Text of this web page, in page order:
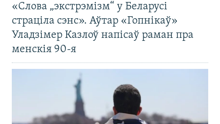
«Слова „экстрэмізм“ у Беларусі
страціла сэнс». Аўтар «Гопнікаў»
Уладзімер Казлоў напісаў раман пра
менскія 90-я